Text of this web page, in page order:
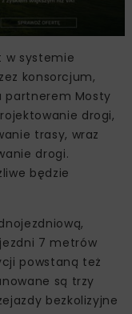
w systemie
konsorcjum,
partnerem Mosty
drogi,
trasy, wraz
drogi.
będzie
7 metrów
powstaną też
są trzy
bezkolizyjne